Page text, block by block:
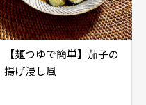
【麺つゆで簡単】茄子の
揚げ浸し風